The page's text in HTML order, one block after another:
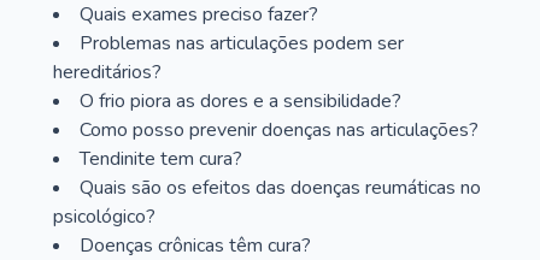
Quais exames preciso fazer?
Problemas nas articulações podem ser
hereditários?
O frio piora as dores e a sensibilidade?
Como posso prevenir doenças nas articulações?
Tendinite tem cura?
Quais são os efeitos das doenças reumáticas no
psicológico?
Doenças crônicas têm cura?